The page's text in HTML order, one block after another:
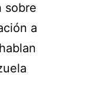
sobre
a